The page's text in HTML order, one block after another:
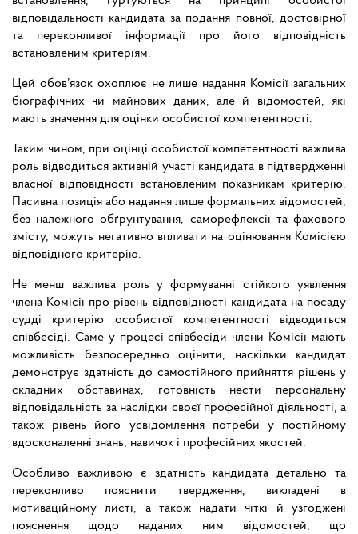
відповідальності кандидата за подання повної, достовірної
та переконливої інформації про його відповідність
встановленим критеріям.
Цей обов’язок охоплює не лише надання Комісії загальних
біографічних чи майнових даних, але й відомостей, які
мають значення для оцінки особистої компетентності.
Таким чином, при оцінці особистої компетентності важлива
роль відводиться активній участі кандидата в підтвердженні
власної відповідності встановленим показникам критерію.
Пасивна позиція або надання лише формальних відомостей,
без належного обґрунтування, саморефлексії та фахового
змісту, можуть негативно впливати на оцінювання Комісією
відповідного критерію.
Не менш важлива роль у формуванні стійкого уявлення
члена Комісії про рівень відповідності кандидата на посаду
судді критерію особистої компетентності відводиться
співбесіді. Саме у процесі співбесіди члени Комісії мають
можливість безпосередньо оцінити, наскільки кандидат
демонструє здатність до самостійного прийняття рішень у
складних обставинах, готовність нести персональну
відповідальність за наслідки своєї професійної діяльності, а
також рівень його усвідомлення потреби у постійному
вдосконаленні знань, навичок і професійних якостей.
Особливо важливою є здатність кандидата детально та
переконливо пояснити твердження, викладені в
мотиваційному листі, а також надати чіткі й узгоджені
пояснення щодо наданих ним відомостей, що